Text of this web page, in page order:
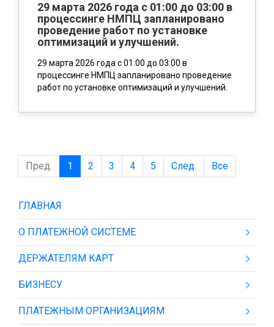
29 марта 2026 года с 01:00 до 03:00 в
процессинге НМПЦ запланировано
проведение работ по установке
оптимизаций и улучшений.
29 марта 2026 года с 01:00 до 03:00 в
процессинге НМПЦ запланировано проведение
работ по установке оптимизаций и улучшений.
Пред. 1 2 3 4 5 След. Все
ГЛАВНАЯ
О ПЛАТЕЖНОЙ СИСТЕМЕ
ДЕРЖАТЕЛЯМ КАРТ
БИЗНЕСУ
ПЛАТЕЖНЫМ ОРГАНИЗАЦИЯМ